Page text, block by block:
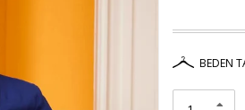
BEDEN